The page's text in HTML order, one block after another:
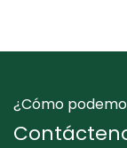
¿Cómo